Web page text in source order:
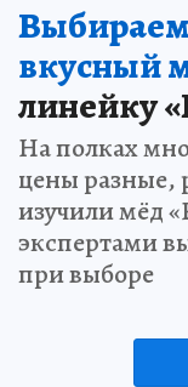
вкусный
линейку
На полках
цены разные,
изучили мёд
экспертами
при выборе